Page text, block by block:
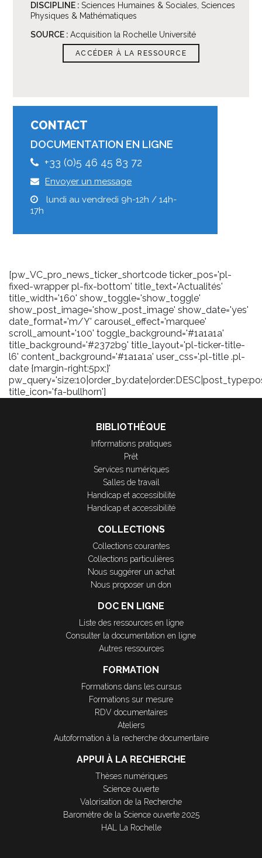
DISCIPLINE :Sciences Humaines & Sociales, Sciences
Physiques & Mathématiques
SOURCE :Acquisition la Rochelle Université
ACCÉDER À LA RESSOURCE
CONTACT
DOCUMENTATION EN LIGNE
+33 (0)5 46 45 83 72
Envoyer un message
lundi au vendredi 9h-12h / 14h-
17h
[pw_VC_pro_news_ticker_shortcode ticker_pos='pl-
fixed-wrapper pl-fix-bottom' title_text='Actualités'
title_width='160' show_toggle='show_toggle'
show_post_image='show_post_image' show_date='yes'
date_format='m/Y' carousel_effect='marquee'
scroll_amount='100' toggle_background='#1a1a1a'
title_background='#2372b9' title_layout='pl-ticker-title-
l6' content_background='#1a1a1a' user_css='.pl-title .pl-
date {margin-right:5px;}'
title_icon='fa-bullhorn']
BIBLIOTHÈQUE
Informations pratiques
Prêt
Services numériques
Salles de travail
Handicap et accessibilité
Handicap et accessibilité
COLLECTIONS
Collections courantes
Collections particulières
Nous suggérer un achat
Nous proposer un don
DOC EN LIGNE
Liste des ressources en ligne
Consulter la documentation en ligne
Autres ressources
FORMATION
Formations dans les cursus
Formations sur mesure
RDV documentaires
Ateliers
Autoformation à la recherche documentaire
APPUI À LA RECHERCHE
Thèses numériques
Science ouverte
Valorisation de la Recherche
Baromètre de la Science ouverte 2025
HAL La Rochelle